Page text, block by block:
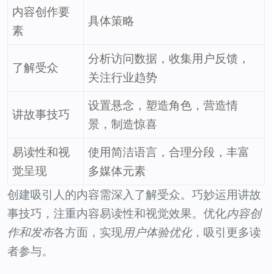
内容创作要
素
具体策略
了解受众
分析访问数据，收集用户反馈，
关注行业趋势
讲故事技巧
设置悬念，塑造角色，营造情
景，制造惊喜
易读性和视
觉呈现
使用简洁语言，合理分段，丰富
多媒体元素
创建吸引人的内容需深入了解受众。巧妙运用讲故
事技巧，注重内容易读性和视觉效果。优化内容创
作和发布各方面，实现用户体验优化，吸引更多读
者参与。